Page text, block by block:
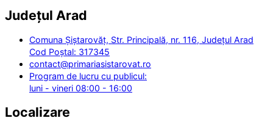
Județul Arad
Comuna Șiștarovăț, Str. Principală, nr. 116, Județul Arad
Cod Poștal: 317345
contact@primariasistarovat.ro
Program de lucru cu publicul:
luni - vineri 08:00 - 16:00
Localizare